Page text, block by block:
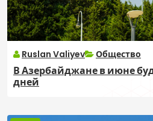
Ruslan Valiyev Общество
В Азербайджане в июне
дней